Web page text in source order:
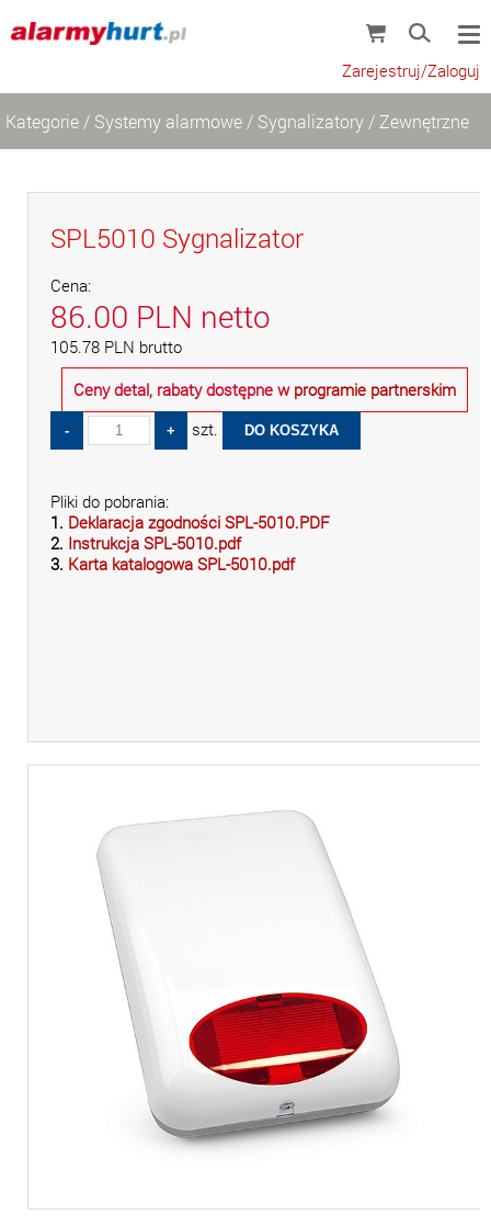
Zarejestruj/Zaloguj
Kategorie / Systemy alarmowe / Sygnalizatory / Zewnętrzne
SPL5010 Sygnalizator
Cena:
86.00 PLN netto
105.78 PLN brutto
Ceny detal, rabaty dostępne w programie partnerskim
szt.
Pliki do pobrania:
1. Deklaracja zgodności SPL-5010.PDF
2. Instrukcja SPL-5010.pdf
3. Karta katalogowa SPL-5010.pdf